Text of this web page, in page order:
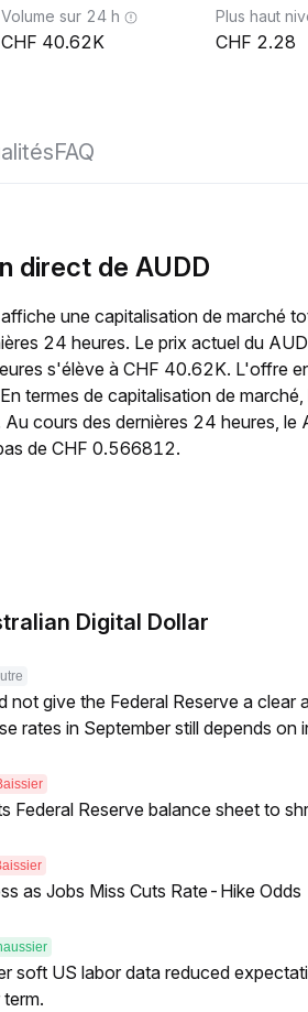
Volume sur 24 h
40.62K
Plus haut
2.28
FAQ
direct de AUDD
une capitalisation de marché
24 heures. Le prix actuel du
s'élève à CHF 40.62K. L'offre
termes de capitalisation de
cours des dernières 24 heures, le
de CHF 0.566812.
Digital Dollar
not give the Federal Reserve a clear
rates in September still depends on
Federal Reserve balance sheet to
as Jobs Miss Cuts Rate-Hike Odds
soft US labor data reduced